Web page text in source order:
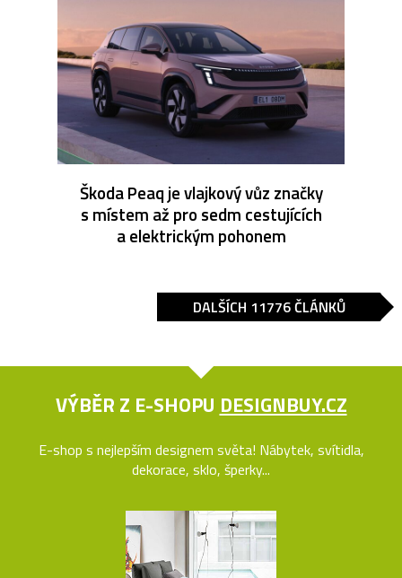
Škoda Peaq je vlajkový vůz značky
s místem až pro sedm cestujících
a elektrickým pohonem
DALŠÍCH 11776 ČLÁNKŮ
VÝBĚR Z E-SHOPU DESIGNBUY.CZ
E-shop s nejlepším designem světa! Nábytek, svítidla,
dekorace, sklo, šperky...